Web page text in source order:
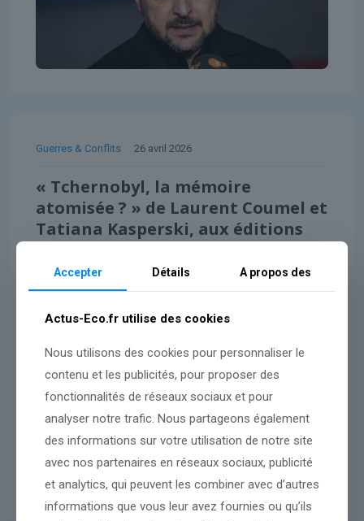
Guerres & Conflits 26 avril 2026
« Tchernobyl, la mémoire
atomisée ? » de Laurent Coumel et
Tatiana Kasperski, aux éditions
Accepter Détails A propos des
Actus-Eco.fr utilise des cookies
Nous utilisons des cookies pour personnaliser le
contenu et les publicités, pour proposer des
fonctionnalités de réseaux sociaux et pour
analyser notre trafic. Nous partageons également
des informations sur votre utilisation de notre site
avec nos partenaires en réseaux sociaux, publicité
et analytics, qui peuvent les combiner avec d’autres
informations que vous leur avez fournies ou qu’ils